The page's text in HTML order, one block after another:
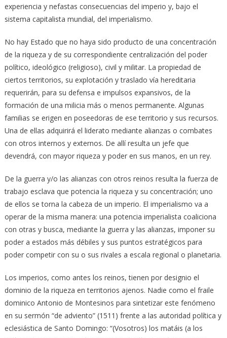
experiencia y nefastas consecuencias del imperio y, bajo el
sistema capitalista mundial, del imperialismo.
No hay Estado que no haya sido producto de una concentración
de la riqueza y de su correspondiente centralización del poder
político, ideológico (religioso), civil y militar. La propiedad de
ciertos territorios, su explotación y traslado vía hereditaria
requerirán, para su defensa e impulsos expansivos, de la
formación de una milicia más o menos permanente. Algunas
familias se erigen en poseedoras de ese territorio y sus recursos.
Una de ellas adquirirá el liderato mediante alianzas o combates
con otros internos y externos. De allí resulta un jefe que
devendrá, con mayor riqueza y poder en sus manos, en un rey.
De la guerra y/o las alianzas con otros reinos resulta la fuerza de
trabajo esclava que potencia la riqueza y su concentración; uno
de ellos se torna la cabeza de un imperio. El imperialismo va a
operar de la misma manera: una potencia imperialista coaliciona
con otras y busca, mediante la guerra y las alianzas, imponer su
poder a estados más débiles y sus puntos estratégicos para
poder competir con su o sus rivales a escala regional o planetaria.
Los imperios, como antes los reinos, tienen por designio el
dominio de la riqueza en territorios ajenos. Nadie como el fraile
dominico Antonio de Montesinos para sintetizar este fenómeno
en su sermón “de adviento” (1511) frente a las autoridad política y
eclesiástica de Santo Domingo: “(Vosotros) los matáis (a los